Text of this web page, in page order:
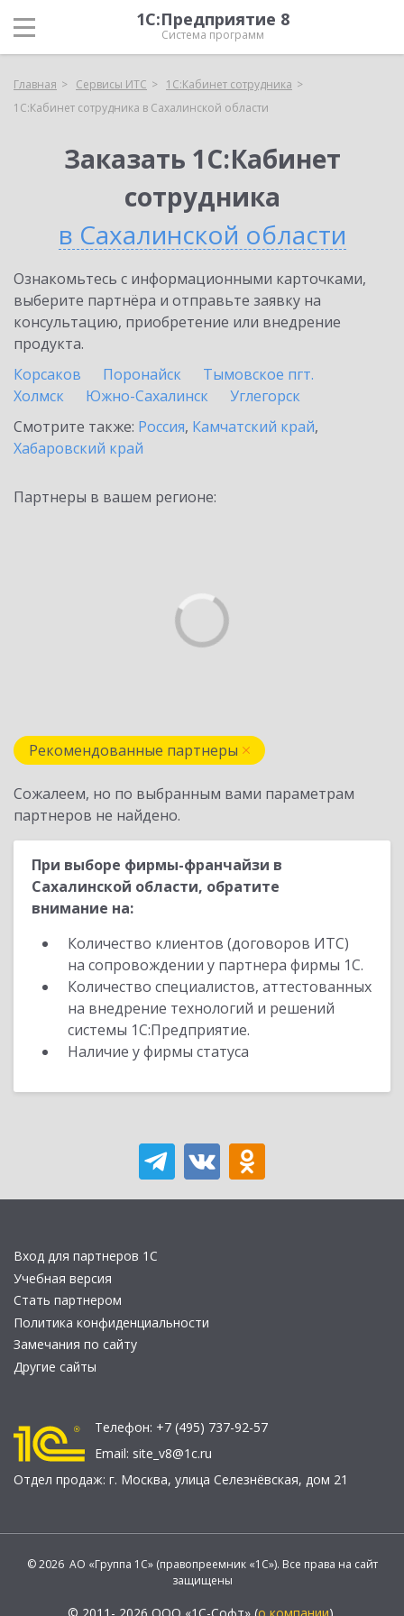
1С:Предприятие 8
Система программ
Главная Сервисы ИТС
1С:Кабинет сотрудника
1С:Кабинет сотрудника в Сахалинской области
Заказать 1С:Кабинет
сотрудника
в Сахалинской области
Ознакомьтесь с информационными карточками,
выберите партнёра и отправьте заявку на
консультацию, приобретение или внедрение
продукта.
Корсаков
Поронайск
Тымовское пгт.
Холмск
Южно-Сахалинск
Углегорск
Смотрите также: Россия, Камчатский край,
Хабаровский край
Партнеры в вашем регионе:
Рекомендованные партнеры
Сожалеем, но по выбранным вами параметрам
партнеров не найдено.
При выборе фирмы-франчайзи в
Сахалинской области, обратите
внимание на:
Количество клиентов (договоров ИТС)
на сопровождении у партнера фирмы 1С.
Количество специалистов, аттестованных
на внедрение технологий и решений
системы 1С:Предприятие.
Наличие у фирмы статуса
Вход для партнеров 1С
Учебная версия
Стать партнером
Политика конфиденциальности
Замечания по сайту
Другие сайты
Телефон: +7 (495) 737-92-57
Email: site_v8@1c.ru
Отдел продаж: г. Москва, улица Селезнёвская, дом 21
© 2026 АО «Группа 1С» (правопреемник «1С»). Все права на сайт
защищены